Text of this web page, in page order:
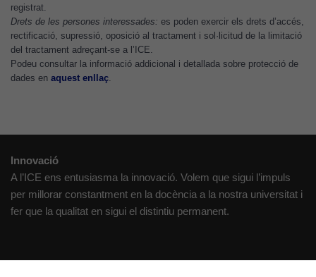
registrat.
Drets de les persones interessades: es poden exercir els drets d’accés,
rectificació, supressió, oposició al tractament i sol·licitud de la limitació
del tractament adreçant-se a l’ICE.
Podeu consultar la informació addicional i detallada sobre protecció de
dades en aquest enllaç
Innovació
A l’ICE ens entusiasma la innovació. Volem que sigui l’impuls
per millorar constantment en la docència a la nostra universitat i
fer que la qualitat en sigui el distintiu permanent.
cookies de
Google
Analytics
i l'estructura
web, en
funció de
lloc web